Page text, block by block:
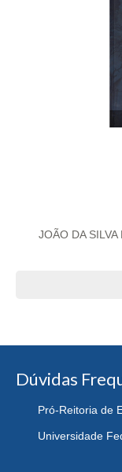
JOÃO DA SILVA
Dúvidas
Pró-Reitoria de
Universidade